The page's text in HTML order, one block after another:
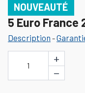
NOUVEAUTÉ
5 Euro France
Description -
1
+
−